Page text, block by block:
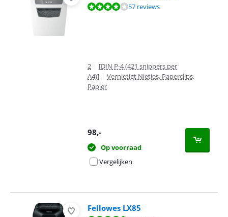
Beoordeling is 8,4 van de 10, gebaseerd op 57 reviews.
57 reviews
2 | [DIN P-4 (421 snippers per
A4)] | Vernietigt Nietjes, Paperclips,
Papier
98,-
Op voorraad
Vergelijken
Fellowes LX85